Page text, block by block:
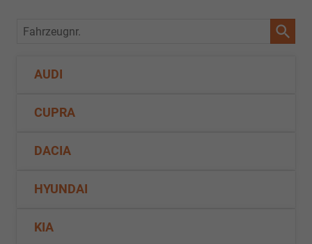
Fahrzeugnr.
AUDI
CUPRA
DACIA
HYUNDAI
KIA